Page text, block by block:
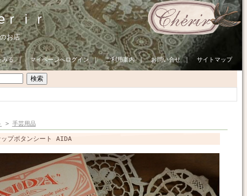
ｒｉｒ
お店
みる｜ マイページへログイン｜ ご利用案内｜ お問い合せ｜ サイトマップ
> 手芸用品
ップボタンシート AIDA